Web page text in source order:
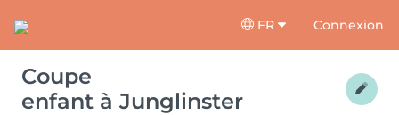
FR Connexion
Coupe
enfant à Junglinster